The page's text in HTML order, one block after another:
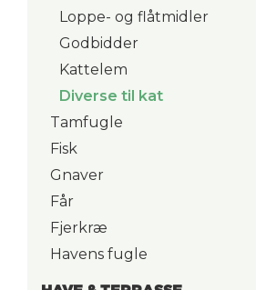
Loppe- og flåtmidler
Godbidder
Kattelem
Diverse til kat
Tamfugle
Fisk
Gnaver
Får
Fjerkræ
Havens fugle